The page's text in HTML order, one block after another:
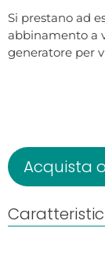
Si prestano ad
abbinamento a
generatore per
Acquista